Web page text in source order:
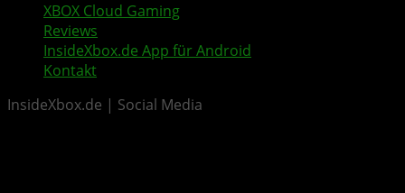
XBOX Cloud Gaming
Reviews
InsideXbox.de App für Android
Kontakt
InsideXbox.de | Social Media